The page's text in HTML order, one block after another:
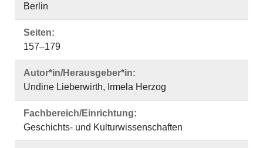
Berlin
Seiten:
157–179
Autor*in/Herausgeber*in:
Undine Lieberwirth, Irmela Herzog
Fachbereich/Einrichtung:
Geschichts- und Kulturwissenschaften